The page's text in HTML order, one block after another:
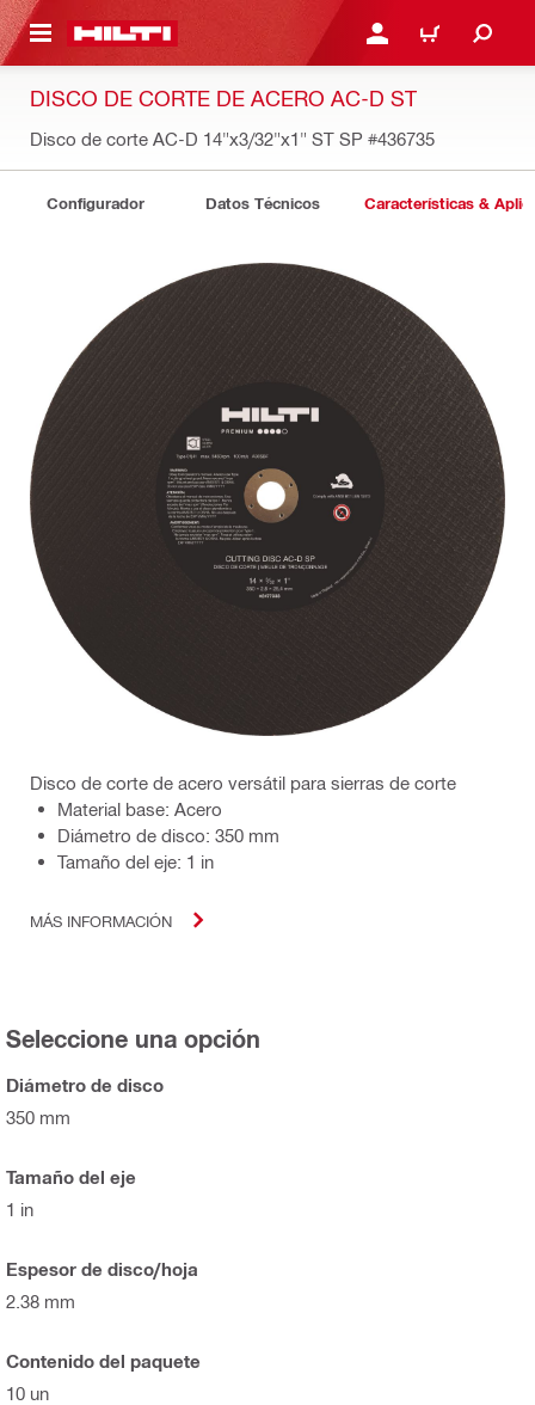
PRINCIPAL INICIE SESIÓN O
CARRITO
DISCO DE CORTE DE ACERO AC-D ST
Disco de corte AC-D 14"x3/32"x1" ST SP #436735
Configurador Datos Técnicos Características &
Disco de corte de acero versátil para sierras de corte
Material base: Acero
Diámetro de disco: 350 mm
Tamaño del eje: 1 in
MÁS INFORMACIÓN
Seleccione una opción
Diámetro de disco
350 mm
Tamaño del eje
1 in
Espesor de disco/hoja
2.38 mm
Contenido del paquete
10 un